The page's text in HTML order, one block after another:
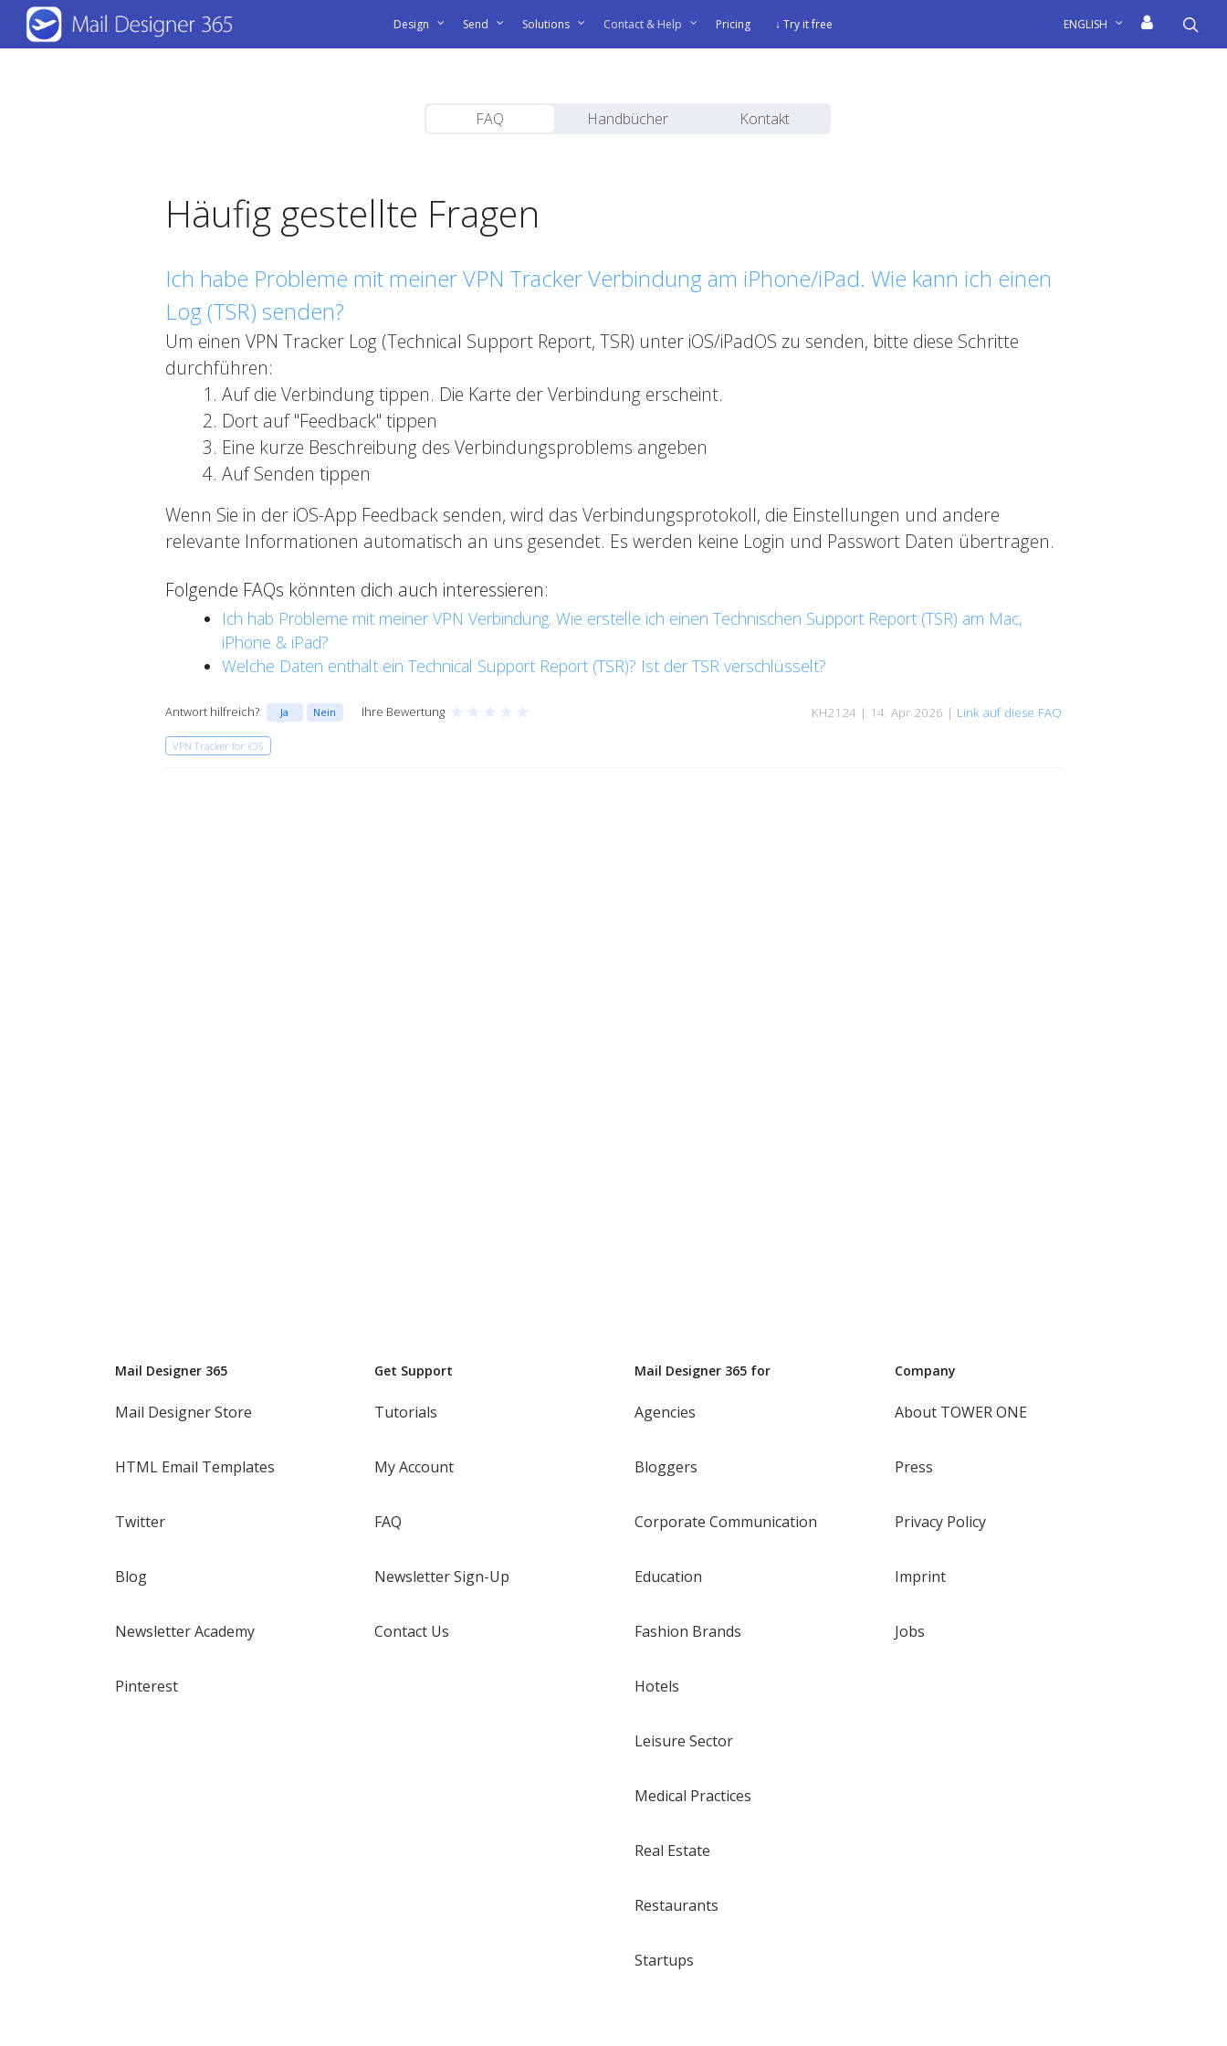
Skip
main
Design Send Solutions Contact & Help Pricing ↓ Try it free ENGLISH
FAQ Handbücher Kontakt
Häufig gestellte Fragen
Ich habe Probleme mit meiner VPN Tracker Verbindung am iPhone/iPad. Wie kann ich einen
Log (TSR) senden?
Um einen VPN Tracker Log (Technical Support Report, TSR) unter iOS/iPadOS zu senden, bitte diese Schritte
durchführen:
Auf die Verbindung tippen. Die Karte der Verbindung erscheint.
Dort auf "Feedback" tippen
Eine kurze Beschreibung des Verbindungsproblems angeben
Auf Senden tippen
Wenn Sie in der iOS-App Feedback senden, wird das Verbindungsprotokoll, die Einstellungen und andere
relevante Informationen automatisch an uns gesendet. Es werden keine Login und Passwort Daten übertragen.
Folgende FAQs könnten dich auch interessieren:
Ich hab Probleme mit meiner VPN Verbindung. Wie erstelle ich einen Technischen Support Report (TSR) am Mac,
iPhone & iPad?
Welche Daten enthält ein Technical Support Report (TSR)? Ist der TSR verschlüsselt?
Antwort hilfreich? Ja Nein Ihre Bewertung ★ ★ ★ ★ ★ KH2124 | 14. Apr 2026 | Link auf diese FAQ
VPN Tracker for iOS
Mail Designer 365
Mail Designer Store
HTML Email Templates
Twitter
Blog
Newsletter Academy
Pinterest
Get Support
Tutorials
My Account
FAQ
Newsletter Sign-Up
Contact Us
Mail Designer 365 for
Agencies
Bloggers
Corporate Communication
Education
Fashion Brands
Hotels
Leisure Sector
Medical Practices
Real Estate
Restaurants
Startups
Company
About TOWER ONE
Press
Privacy Policy
Imprint
Jobs